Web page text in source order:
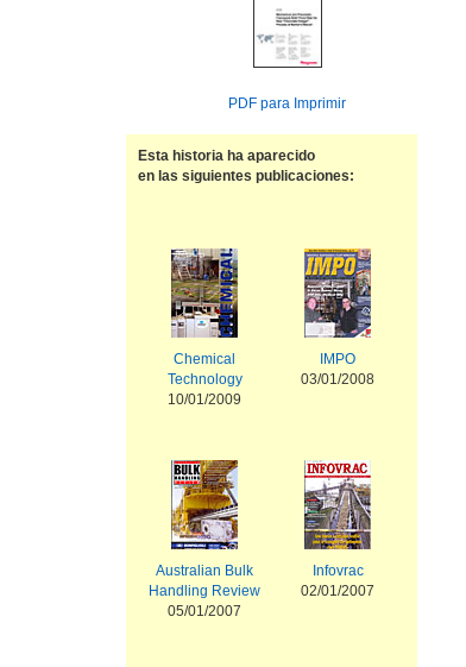
PDF para Imprimir
Esta historia ha aparecido
en las siguientes publicaciones:
Chemical
Technology
10/01/2009
IMPO
03/01/2008
Australian Bulk
Handling Review
05/01/2007
Infovrac
02/01/2007